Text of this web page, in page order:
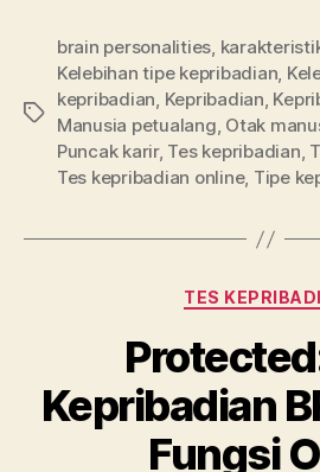
Tags
brain personalities,
Kelebihan tipe kepribadian,
kepribadian, Kepribadian,
Manusia petualang, Otak
Puncak karir, Tes kepribadian,
Tes kepribadian online, Tipe
TES
Kepribadian
Fungsi